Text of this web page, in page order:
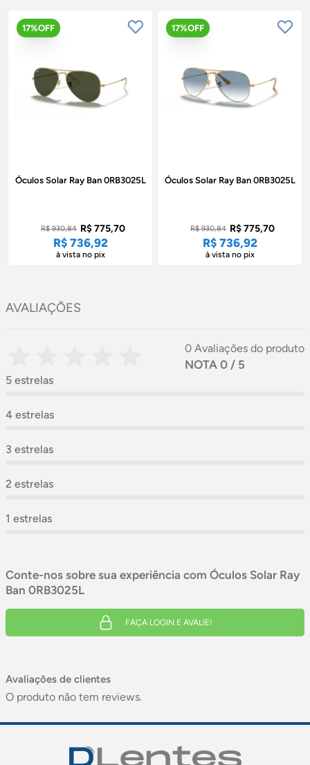
Óculos Solar Ray Ban 0RB3025L
R$ 930,84 R$ 775,70
R$ 736,92
à vista no pix
17%OFF
Óculos Solar Ray Ban 0RB3025L
R$ 930,84 R$ 775,70
R$ 736,92
à vista no pix
17%OFF
AVALIAÇÕES
0 Avaliações do produto
NOTA 0 / 5
5 estrelas
4 estrelas
3 estrelas
2 estrelas
1 estrelas
Conte-nos sobre sua experiência com Óculos Solar Ray
Ban 0RB3025L
FAÇA LOGIN E AVALIE!
Avaliações de clientes
O produto não tem reviews.